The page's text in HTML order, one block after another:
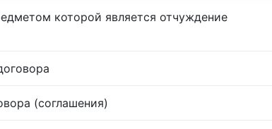
которой является отчуждение
(соглашения)